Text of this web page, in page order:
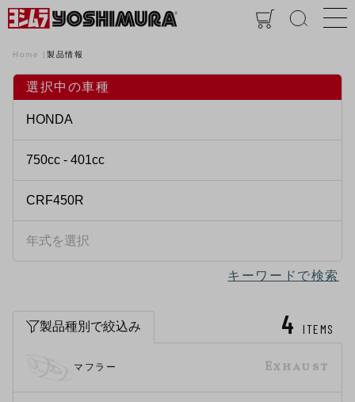
Home 製品情報
選択中の車種
キーワードで検索
4 ITEMS
製品種別で絞込み
Exhaust
マフラー